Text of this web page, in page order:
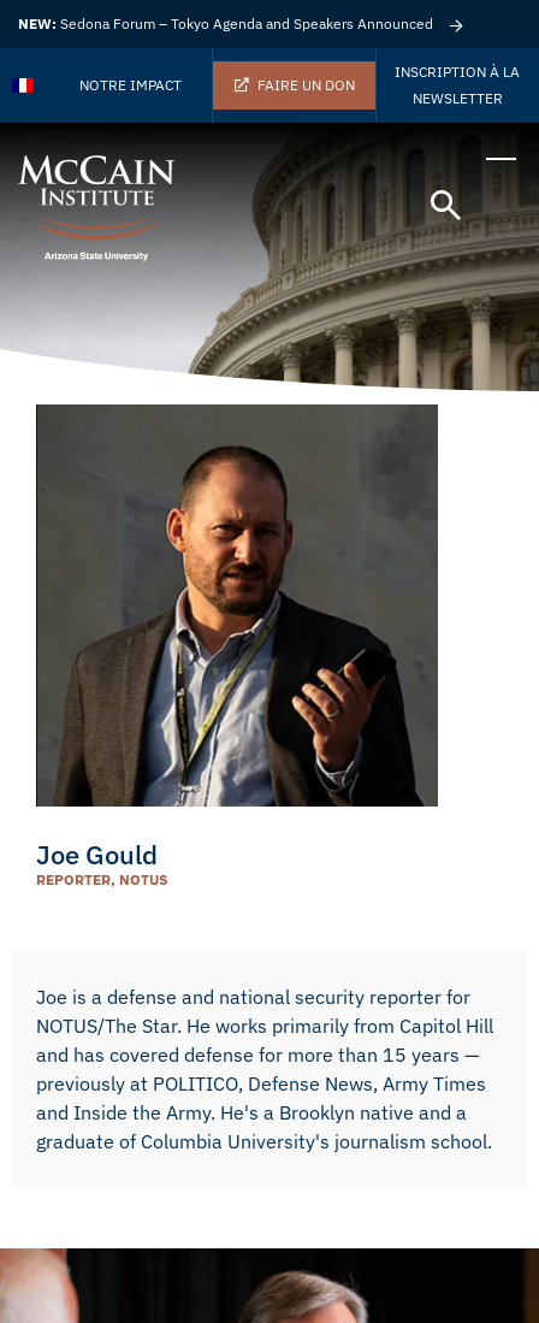
NEW: Sedona Forum – Tokyo Agenda and Speakers Announced
NOTRE IMPACT FAIRE UN DON
INSCRIPTION À LA
NEWSLETTER
Joe Gould
REPORTER, NOTUS
Joe is a defense and national security reporter for
NOTUS/The Star. He works primarily from Capitol Hill
and has covered defense for more than 15 years —
previously at POLITICO, Defense News, Army Times
and Inside the Army. He's a Brooklyn native and a
graduate of Columbia University's journalism school.